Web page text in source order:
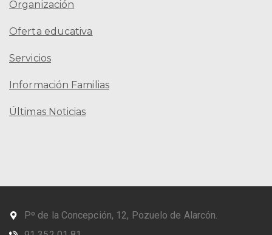
Organización
Oferta educativa
Servicios
Información Familias
Últimas Noticias
Pº de la Concepción, 12, Pozuelo de Alarcón.